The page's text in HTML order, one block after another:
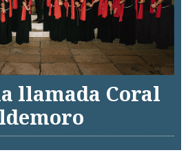
llamada Coral